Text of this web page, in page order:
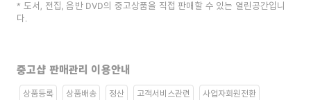
도서, 전집, 음반 DVD의 중고상품을 직접 판매할 수 있는 열린공간입니
다.
중고샵 판매관리 이용안내
상품등록 상품배송 정산 고객서비스관련 사업자회원전환